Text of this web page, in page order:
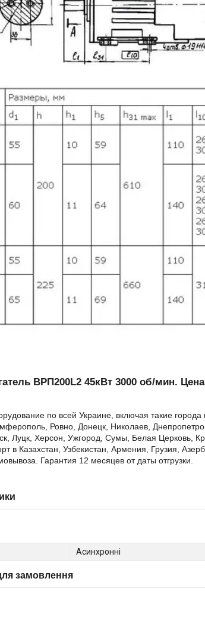
ВРП200L2 45кВт 3000 об/мин.
по всей Украине, включая такие
Ровно, Донецк, Николаев,
Луцк, Херсон, Ужгород, Сумы, Белая Церковь,
в Казахстан, Узбекистан, Армения, Грузия,
Гарантия 12 месяцев от даты отгрузки.
Асинхронні
замовлення